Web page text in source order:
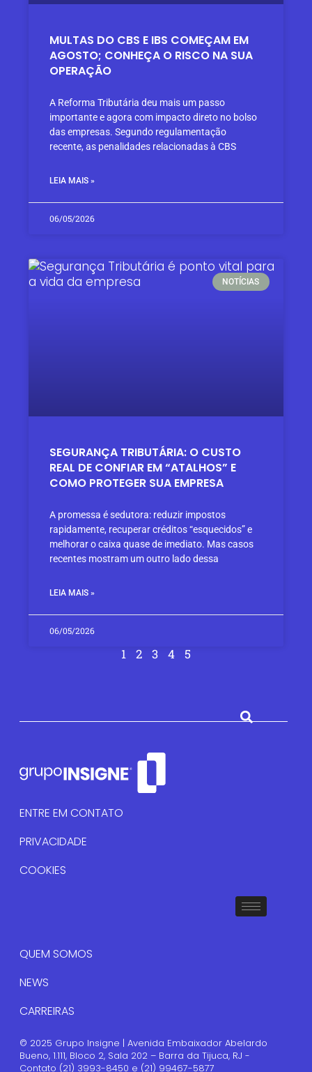
MULTAS DO CBS E IBS COMEÇAM EM
AGOSTO; CONHEÇA O RISCO NA SUA
OPERAÇÃO
A Reforma Tributária deu mais um passo
importante e agora com impacto direto no bolso
das empresas. Segundo regulamentação
recente, as penalidades relacionadas à CBS
LEIA MAIS »
06/05/2026
NOTÍCIAS
SEGURANÇA TRIBUTÁRIA: O CUSTO
REAL DE CONFIAR EM “ATALHOS” E
COMO PROTEGER SUA EMPRESA
A promessa é sedutora: reduzir impostos
rapidamente, recuperar créditos “esquecidos” e
melhorar o caixa quase de imediato. Mas casos
recentes mostram um outro lado dessa
LEIA MAIS »
06/05/2026
1 2 3 4 5
ENTRE EM CONTATO
PRIVACIDADE
COOKIES
QUEM SOMOS
NEWS
CARREIRAS
© 2025 Grupo Insigne | Avenida Embaixador Abelardo
Bueno, 1.111, Bloco 2, Sala 202 – Barra da Tijuca, RJ -
Contato (21) 3993-8450 e (21) 99467-5877